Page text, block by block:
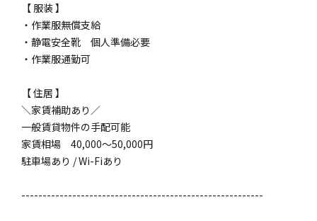
【 服装 】
・作業服無償支給
・静電安全靴 個人準備必要
・作業服通勤可
【 住居 】
＼家賃補助あり／
一般賃貸物件の手配可能
家賃相場 40,000～50,000円
駐車場あり / Wi-Fiあり
---------------------------------------------------------